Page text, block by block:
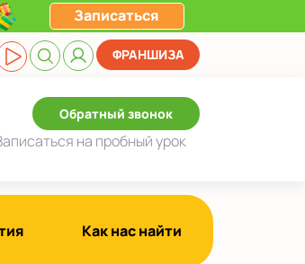
Записаться
ФРАНШИЗА
Обратный звонок
на пробный урок
Как нас найти